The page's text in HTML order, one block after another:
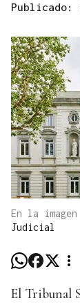
Publicado:
En la
Judicial
El Tribunal